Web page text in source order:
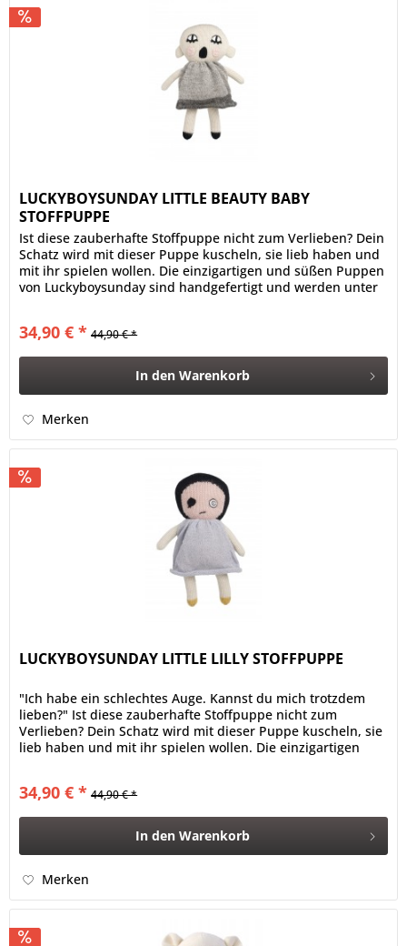
LUCKYBOYSUNDAY LITTLE BEAUTY BABY
STOFFPUPPE
Ist diese zauberhafte Stoffpuppe nicht zum Verlieben? Dein
Schatz wird mit dieser Puppe kuscheln, sie lieb haben und
mit ihr spielen wollen. Die einzigartigen und süßen Puppen
von Luckyboysunday sind handgefertigt und werden unter
34,90 € * 44,90 € *
In den Warenkorb
Merken
LUCKYBOYSUNDAY LITTLE LILLY STOFFPUPPE
"Ich habe ein schlechtes Auge. Kannst du mich trotzdem
lieben?" Ist diese zauberhafte Stoffpuppe nicht zum
Verlieben? Dein Schatz wird mit dieser Puppe kuscheln, sie
lieb haben und mit ihr spielen wollen. Die einzigartigen
34,90 € * 44,90 € *
In den Warenkorb
Merken